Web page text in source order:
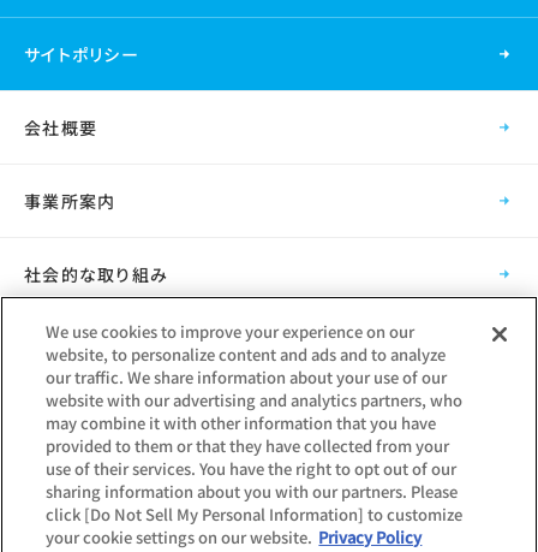
サイトポリシー
会社概要
事業所案内
社会的な取り組み
採用情報
グループ会社
We use cookies to improve your experience on our
website, to personalize content and ads and to analyze
our traffic. We share information about your use of our
website with our advertising and analytics partners, who
may combine it with other information that you have
provided to them or that they have collected from your
use of their services. You have the right to opt out of our
sharing information about you with our partners. Please
click [Do Not Sell My Personal Information] to customize
your cookie settings on our website. Privacy Policy